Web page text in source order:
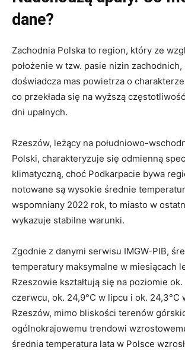
dane?
Zachodnia Polska to region, który ze
położenie w tzw. pasie nizin
doświadcza mas powietrza o
co przekłada się na wyższą
dni upalnych.
Rzeszów, leżący na południowo-
Polski, charakteryzuje się odmienną
klimatyczną, choć Podkarpacie bywa
notowane są wysokie średnie
wspomniany 2022 rok, to miasto w
wykazuje stabilne warunki.
Zgodnie z danymi serwisu IMGW-PIB,
temperatury maksymalne w miesiącach
Rzeszowie kształtują się na poziomie ok.
czerwcu, ok. 24,9°C w lipcu i ok. 24,3°C
Rzeszów, mimo bliskości terenów
ogólnokrajowemu trendowi
średnia temperatura lata w Polsce